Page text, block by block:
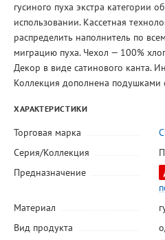
гусиного пуха экстра категории
использовании. Кассетная
распределить наполнитель по
миграцию пуха. Чехол — 100%
Декор в виде сатинового канта.
Коллекция дополнена
ХАРАКТЕРИСТИКИ
Торговая марка
Серия/Коллекция
Предназначение
Материал
Вид продукта